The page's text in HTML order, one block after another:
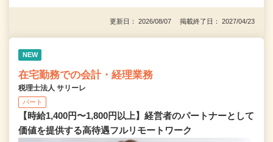
更新日： 2026/08/07 掲載終了日： 2027/04/23
NEW
在宅勤務での会計・経理業務
税理士法人 サリーレ
パート
【時給1,400円〜1,800円以上】経営者のパートナーとして
価値を提供する⾼待遇フルリモートワーク